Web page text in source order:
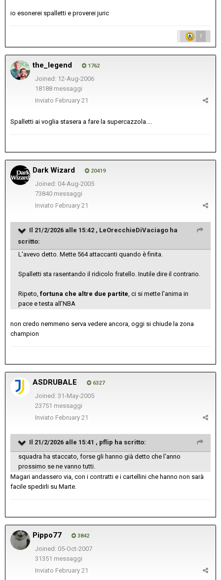
io esonerei spalletti e proverei juric
1
the_legend 1762
Joined: 12-Aug-2006
18188 messaggi
Inviato February 21
Spalletti ai voglia stasera a fare la supercazzola....
Dark Wizard 20419
Joined: 04-Aug-2005
73840 messaggi
Inviato February 21
Il 21/2/2026 alle 15:42 , LeOrecchieDiVaciago ha
scritto:
L'avevo detto. Mette 564 attaccanti quando è finita.
Spalletti sta rasentando il ridicolo fratello. Inutile dire il contrario.
Ripeto, fortuna che altre due partite , ci si mette l'anima in
pace e testa all'NBA
non credo nemmeno serva vedere ancora, oggi si chiude la zona
champion
ASDRUBALE 6327
Joined: 31-May-2005
23751 messaggi
Inviato February 21
Il 21/2/2026 alle 15:41 , pflip ha scritto:
squadra ha staccato, forse gli hanno già detto che l'anno
prossimo se ne vanno tutti.
Magari andassero via, con i contratti e i cartellini che hanno non sarà
facile spedirli su Marte.
Pippo77 3842
Joined: 05-Oct-2007
31351 messaggi
Inviato February 21